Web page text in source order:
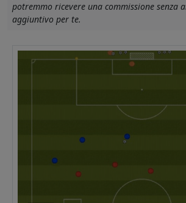
potremmo ricevere una commissione senza
aggiuntivo per te.